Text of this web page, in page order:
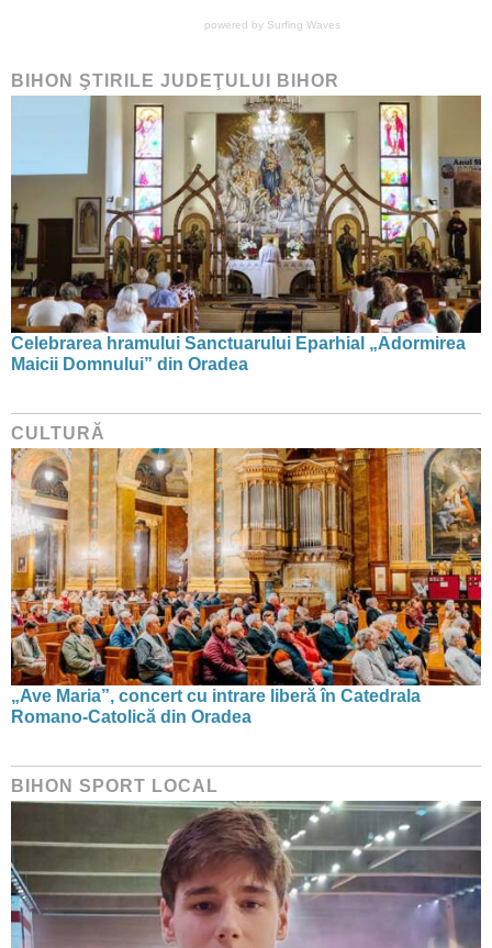
powered by Surfing Waves
BIHON ŞTIRILE JUDEŢULUI BIHOR
Celebrarea hramului Sanctuarului Eparhial „Adormirea
Maicii Domnului” din Oradea
CULTURĂ
„Ave Maria”, concert cu intrare liberă în Catedrala
Romano-Catolică din Oradea
BIHON SPORT LOCAL